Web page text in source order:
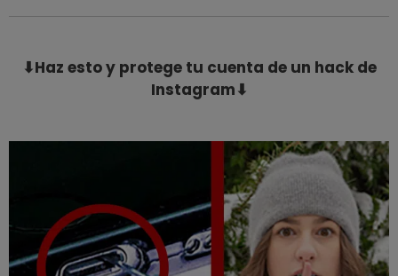
⬇Haz esto y protege tu cuenta de un hack de
Instagram⬇